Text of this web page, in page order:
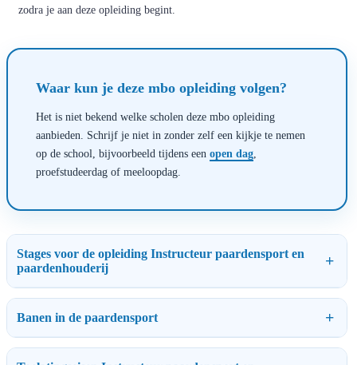
zodra je aan deze opleiding begint.
Waar kun je deze mbo opleiding volgen?
Het is niet bekend welke scholen deze mbo opleiding
aanbieden. Schrijf je niet in zonder zelf een kijkje te nemen
op de school, bijvoorbeeld tijdens een open dag
proefstudeerdag of meeloopdag.
Stages voor de opleiding Instructeur paardensport en
paardenhouderij
Banen in de paardensport